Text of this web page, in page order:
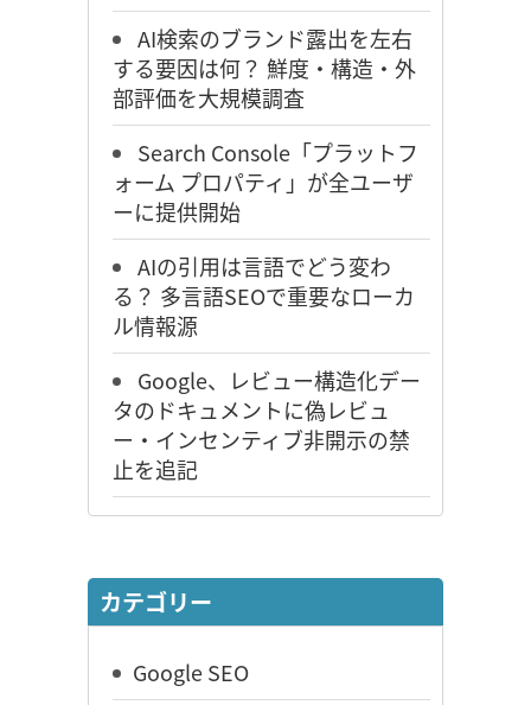
AI検索のブランド露出を左右
する要因は何？ 鮮度・構造・外
部評価を大規模調査
Search Console「プラットフ
ォーム プロパティ」が全ユーザ
ーに提供開始
AIの引用は言語でどう変わ
る？ 多言語SEOで重要なローカ
ル情報源
Google、レビュー構造化デー
タのドキュメントに偽レビュ
ー・インセンティブ非開示の禁
止を追記
カテゴリー
Google SEO